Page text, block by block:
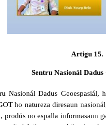
Artigu 15.
Sentru Nasionál Dadus
Nasionál Dadus Geoespasiál,
ho natureza diresaun
prodús no espalla informasaun